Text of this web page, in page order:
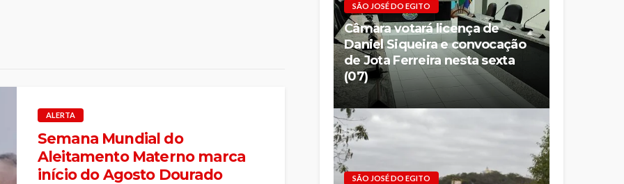
ALERTA
Semana Mundial do
Aleitamento Materno marca
início do Agosto Dourado
SÃO JOSÉ DO EGITO
Câmara votará licença de
Daniel Siqueira e convocação
de Jota Ferreira nesta sexta
(07)
SÃO JOSÉ DO EGITO